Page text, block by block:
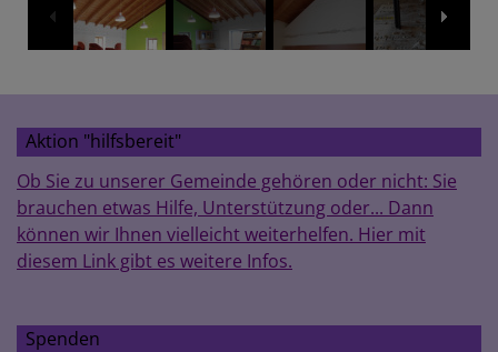
Aktion "hilfsbereit"
Ob Sie zu unserer Gemeinde gehören oder nicht: Sie
brauchen etwas Hilfe, Unterstützung oder... Dann
können wir Ihnen vielleicht weiterhelfen. Hier mit
diesem Link gibt es weitere Infos.
Spenden